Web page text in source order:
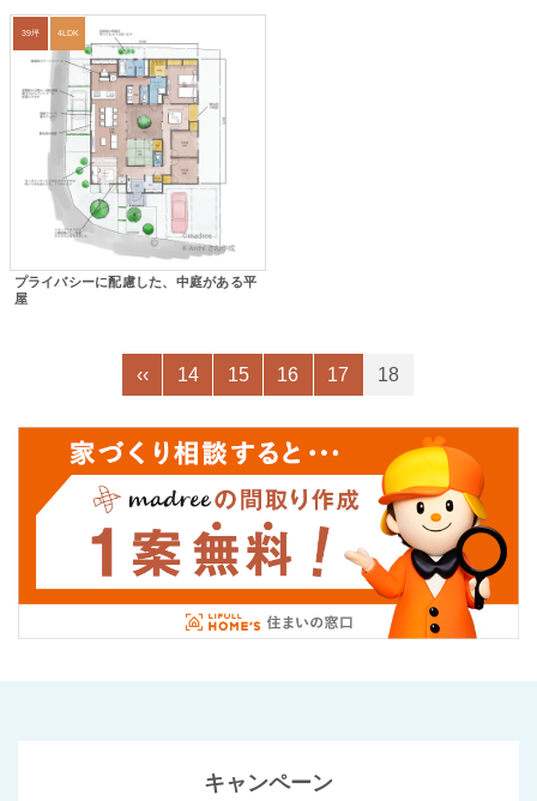
39坪 4LDK
プライバシーに配慮した、中庭がある平
屋
‹‹ 14 15 16 17 18
キャンペーン